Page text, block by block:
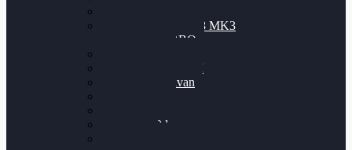
Nissan GT-R35 3.8 MK3
V6 TWINTURBO
VW Passat 2.0TDI
VW T6 Multivan
BMW 120d